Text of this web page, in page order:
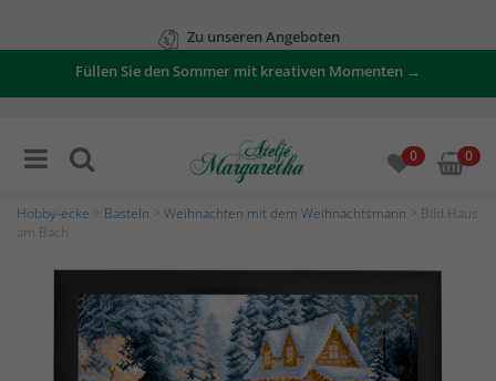
Zu unseren Angeboten
Füllen Sie den Sommer mit kreativen Momenten →
0 0
Hobby-ecke Basteln Weihnachten mit dem Weihnachtsmann > Bild Haus
am Bach